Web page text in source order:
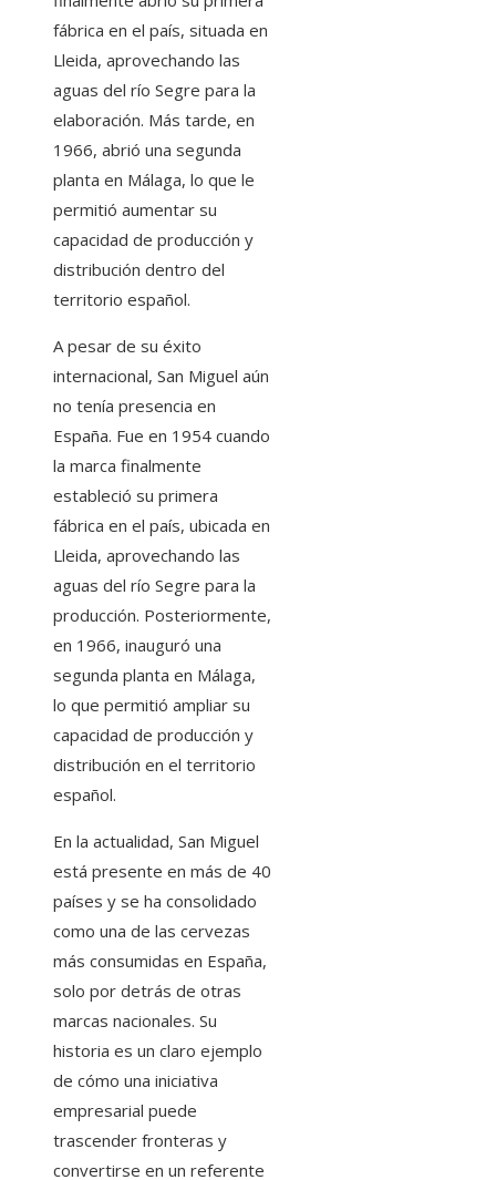
fábrica en el país, situada en
Lleida, aprovechando las
aguas del río Segre para la
elaboración. Más tarde, en
1966, abrió una segunda
planta en Málaga, lo que le
permitió aumentar su
capacidad de producción y
distribución dentro del
territorio español.
A pesar de su éxito
internacional, San Miguel aún
no tenía presencia en
España. Fue en 1954 cuando
la marca finalmente
estableció su primera
fábrica en el país, ubicada en
Lleida, aprovechando las
aguas del río Segre para la
producción. Posteriormente,
en 1966, inauguró una
segunda planta en Málaga,
lo que permitió ampliar su
capacidad de producción y
distribución en el territorio
español.
En la actualidad, San Miguel
está presente en más de 40
países y se ha consolidado
como una de las cervezas
más consumidas en España,
solo por detrás de otras
marcas nacionales. Su
historia es un claro ejemplo
de cómo una iniciativa
empresarial puede
trascender fronteras y
convertirse en un referente